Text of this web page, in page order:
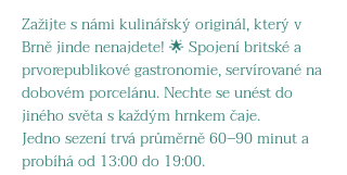
Zažijte s námi kulinářský originál, který v
Brně jinde nenajdete! 🌟 Spojení britské a
prvorepublikové gastronomie, servírované na
dobovém porcelánu. Nechte se unést do
jiného světa s každým hrnkem čaje.
Jedno sezení trvá průměrně 60–90 minut a
probíhá od 13:00 do 19:00.